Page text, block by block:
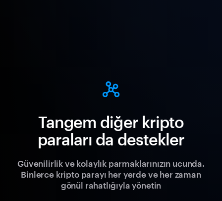
Tangem diğer kripto
paraları da destekler
Güvenilirlik ve kolaylık parmaklarınızın ucunda.
Binlerce kripto parayı her yerde ve her zaman
gönül rahatlığıyla yönetin